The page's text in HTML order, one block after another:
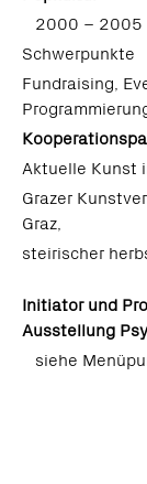
2000 – 2005
Schwerpunkte
Fundraising,
Aktuelle Kunst
Grazer
Graz,
steirischer
Initiator und
Ausstellung
siehe